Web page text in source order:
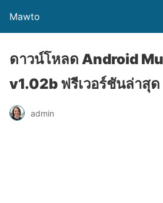
Mawto
ดาวน์โหลด Android
v1.02b ฟรีเวอร์ชันล่าสุด
admin